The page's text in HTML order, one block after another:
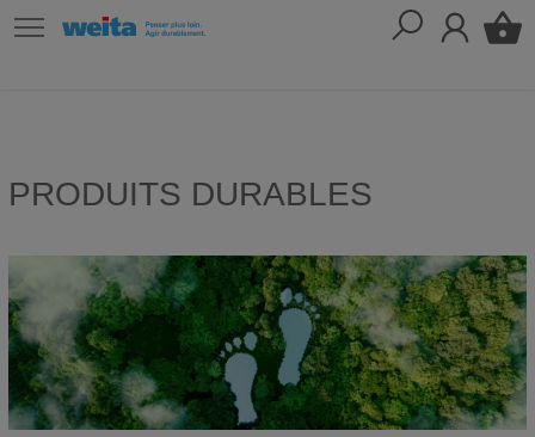
PRODUITS DURABLES